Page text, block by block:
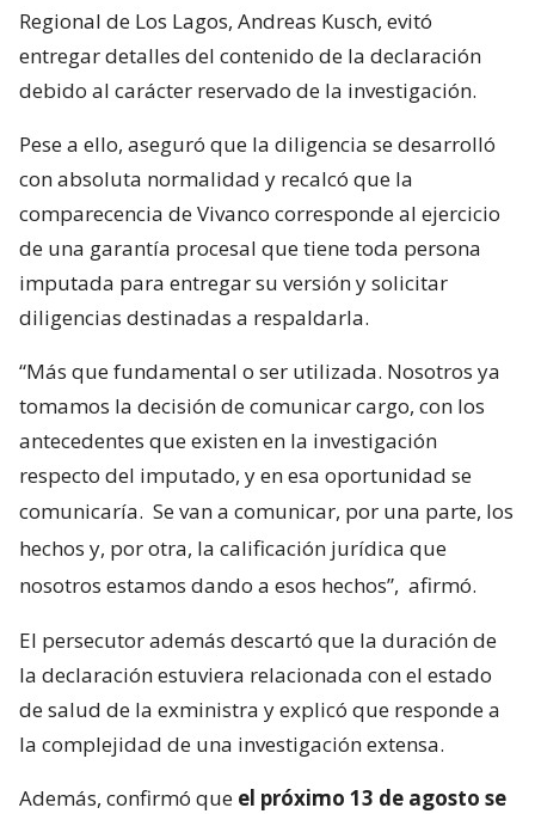
Regional de Los Lagos, Andreas Kusch, evitó
entregar detalles del contenido de la declaración
debido al carácter reservado de la investigación.
Pese a ello, aseguró que la diligencia se desarrolló
con absoluta normalidad y recalcó que la
comparecencia de Vivanco corresponde al ejercicio
de una garantía procesal que tiene toda persona
imputada para entregar su versión y solicitar
diligencias destinadas a respaldarla.
“Más que fundamental o ser utilizada. Nosotros ya
tomamos la decisión de comunicar cargo, con los
antecedentes que existen en la investigación
respecto del imputado, y en esa oportunidad se
comunicaría. Se van a comunicar, por una parte, los
hechos y, por otra, la calificación jurídica que
nosotros estamos dando a esos hechos”, afirmó.
El persecutor además descartó que la duración de
la declaración estuviera relacionada con el estado
de salud de la exministra y explicó que responde a
la complejidad de una investigación extensa.
Además, confirmó que el próximo 13 de agosto se